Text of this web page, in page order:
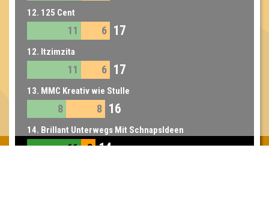
12. 125 Cent
11 6 17
12. Itzimzita
11 6 17
13. MMC Kreativ wie Stulle
8 8 16
14. Brillant Unterwegs Mit SchnapsIdeen
11 3 14